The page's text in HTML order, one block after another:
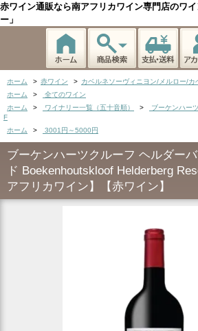
赤ワイン通販なら南アフリカワイン専門店のワ
ー」
ホーム > 赤ワイン > カベルネソーヴィニヨン/メルロー/
ホーム
>
全てのワイン
ホーム
> ワイナリー一覧（五十音順） >
ブーケンハー
F
ホーム
> 3001円～5000円
ブーケンハーツクルーフ ヘルダー
ド Boekenhoutskloof Helderberg
アフリカワイン】【赤ワイン】